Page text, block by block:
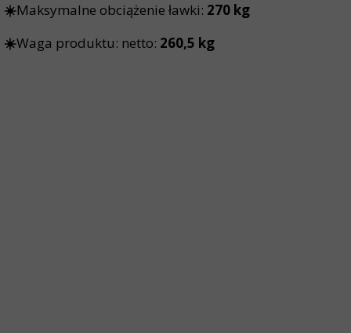
☀️Maksymalne obciążenie ławki: 270 kg
☀️Waga produktu: netto: 260,5 kg